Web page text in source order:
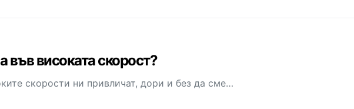
във високата скорост?
скорости ни привличат, дори и без да сме…